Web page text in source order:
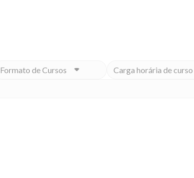
Formato de Cursos Carga horária de curso